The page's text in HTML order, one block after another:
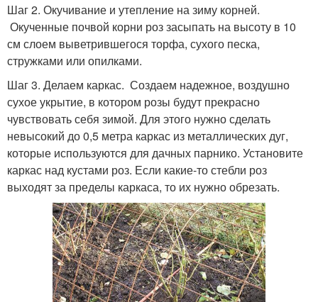
Шаг 2. Окучивание и утепление на зиму корней.
Окученные почвой корни роз засыпать на высоту в 10
см слоем выветрившегося торфа, сухого песка,
стружками или опилками.
Шаг 3. Делаем каркас. Создаем надежное, воздушно
сухое укрытие, в котором розы будут прекрасно
чувствовать себя зимой. Для этого нужно сделать
невысокий до 0,5 метра каркас из металлических дуг,
которые используются для дачных парнико. Установите
каркас над кустами роз. Если какие-то стебли роз
выходят за пределы каркаса, то их нужно обрезать.